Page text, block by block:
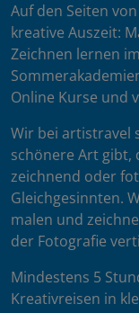
Auf den Seiten
kreative Auszeit:
Zeichnen lernen
Online Kurse und
Wir bei artistravel
schönere Art gibt,
zeichnend oder
Gleichgesinnten.
malen und
der Fotografie
Mindestens 5
Kreativreisen in